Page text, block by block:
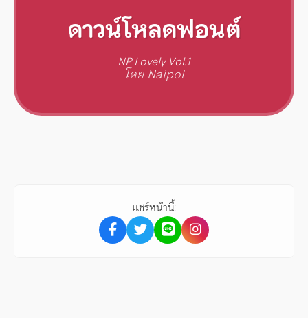
ดาวน์โหลดฟอนต์
NP Lovely Vol.1
โดย Naipol
แชร์หน้านี้: